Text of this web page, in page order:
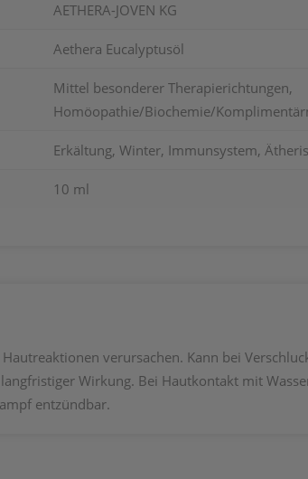
AETHERA-JOVEN KG
Aethera Eucalyptusöl
Mittel besonderer Therapierichtungen,
Homöopathie/Biochemie/
Erkältung, Winter, Immunsystem,
10 ml
verursachen. Kann bei
Wirkung. Bei Hautkontakt mit
entzündbar.